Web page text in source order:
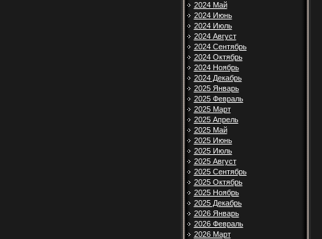
2024 Май
2024 Июнь
2024 Июль
2024 Август
2024 Сентябрь
2024 Октябрь
2024 Ноябрь
2024 Декабрь
2025 Январь
2025 Февраль
2025 Март
2025 Апрель
2025 Май
2025 Июнь
2025 Июль
2025 Август
2025 Сентябрь
2025 Октябрь
2025 Ноябрь
2025 Декабрь
2026 Январь
2026 Февраль
2026 Март